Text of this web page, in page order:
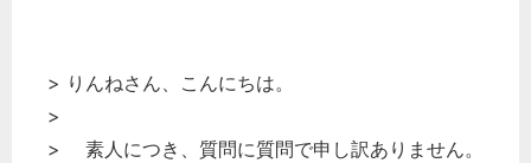
> りんねさん、こんにちは。
>
> 素人につき、質問に質問で申し訳ありません。
秘書のノウハウ
次へ